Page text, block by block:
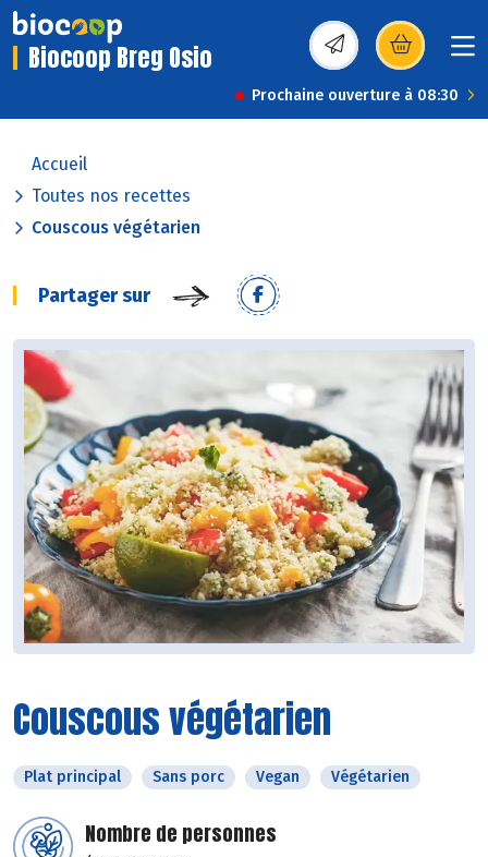
Biocoop Breg Osio (s’ouvre dans une
Prochaine ouverture à 08:30
Accueil
Toutes nos recettes
Couscous végétarien
Partager sur
Couscous végétarien
Plat principal Sans porc Vegan Végétarien
Nombre de personnes